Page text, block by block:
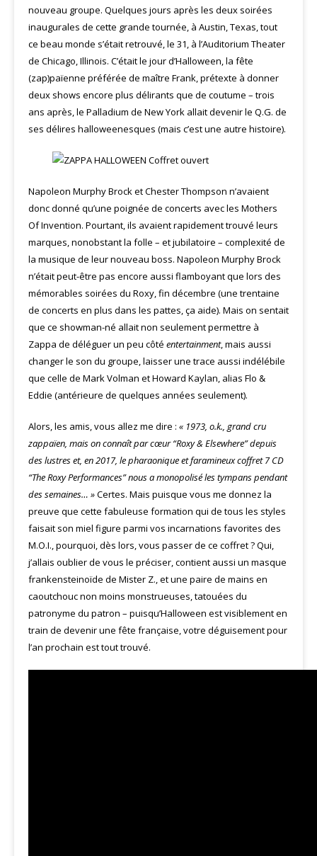
nouveau groupe. Quelques jours après les deux soirées
inaugurales de cette grande tournée, à Austin, Texas, tout
ce beau monde s’était retrouvé, le 31, à l’Auditorium Theater
de Chicago, Illinois. C’était le jour d’Halloween, la fête
(zap)païenne préférée de maître Frank, prétexte à donner
deux shows encore plus délirants que de coutume – trois
ans après, le Palladium de New York allait devenir le Q.G. de
ses délires halloweenesques (mais c’est une autre histoire).
Napoleon Murphy Brock et Chester Thompson n’avaient
donc donné qu’une poignée de concerts avec les Mothers
Of Invention. Pourtant, ils avaient rapidement trouvé leurs
marques, nonobstant la folle – et jubilatoire – complexité de
la musique de leur nouveau boss. Napoleon Murphy Brock
n’était peut-être pas encore aussi flamboyant que lors des
mémorables soirées du Roxy, fin décembre (une trentaine
de concerts en plus dans les pattes, ça aide). Mais on sentait
que ce showman-né allait non seulement permettre à
Zappa de déléguer un peu côté entertainment, mais aussi
changer le son du groupe, laisser une trace aussi indélébile
que celle de Mark Volman et Howard Kaylan, alias Flo &
Eddie (antérieure de quelques années seulement).
Alors, les amis, vous allez me dire : « 1973, o.k., grand cru
zappaïen, mais on connaît par cœur “Roxy & Elsewhere” depuis
des lustres et, en 2017, le pharaonique et faramineux coffret 7 CD
“The Roxy Performances” nous a monopolisé les tympans pendant
des semaines… »Certes. Mais puisque vous me donnez la
preuve que cette fabuleuse formation qui de tous les styles
faisait son miel figure parmi vos incarnations favorites des
M.O.I., pourquoi, dès lors, vous passer de ce coffret ? Qui,
j’allais oublier de vous le préciser, contient aussi un masque
frankensteinoïde de Mister Z., et une paire de mains en
caoutchouc non moins monstrueuses, tatouées du
patronyme du patron – puisqu’Halloween est visiblement en
train de devenir une fête française, votre déguisement pour
l’an prochain est tout trouvé.